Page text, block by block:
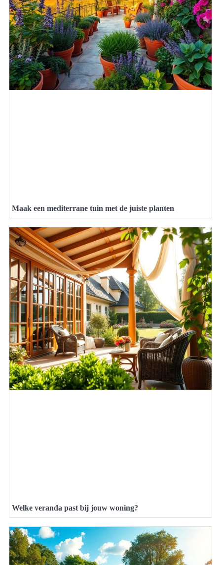
Maak een mediterrane tuin met de juiste planten
Welke veranda past bij jouw woning?